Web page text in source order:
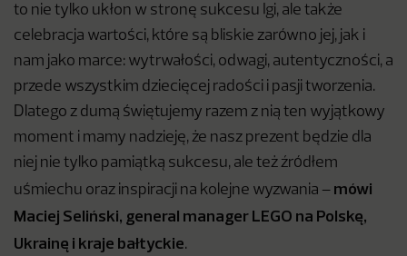
to nie tylko ukłon w stronę sukcesu Igi, ale także
celebracja wartości, które są bliskie zarówno jej, jak i
nam jako marce: wytrwałości, odwagi, autentyczności, a
przede wszystkim dziecięcej radości i pasji tworzenia.
Dlatego z dumą świętujemy razem z nią ten wyjątkowy
moment i mamy nadzieję, że nasz prezent będzie dla
niej nie tylko pamiątką sukcesu, ale też źródłem
uśmiechu oraz inspiracji na kolejne wyzwania – mówi
Maciej Seliński, general manager LEGO na Polskę,
Ukrainę i kraje bałtyckie.